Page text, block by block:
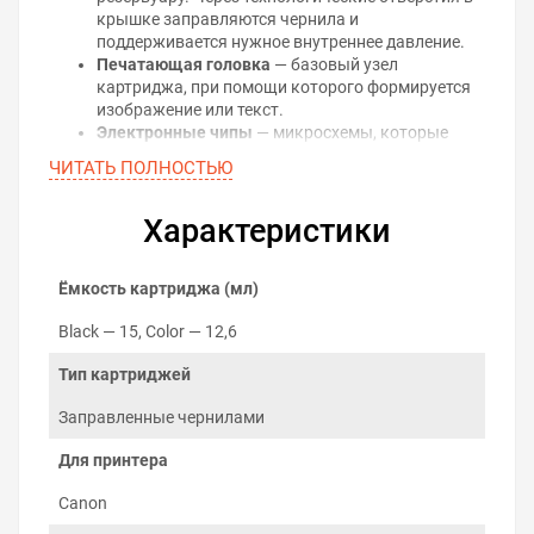
крышке заправляются чернила и
поддерживается нужное внутреннее давление.
Печатающая головка — базовый узел
картриджа, при помощи которого формируется
изображение или текст.
Электронные чипы — микросхемы, которые
использовании ресурса.
Принцип работы
Чернила из картриджа подогреваются
и формируют изображение на бумаге. Со временем
дозаправляется через заправочное отверстие. Для
непрерывной заправки на картриджи устанавливается
система непрерывной подачи чернил — СНПЧ. Первый
цикл картриджа в скором времени закончится и
появится уведомление о нулевом виртуальном уровне
чернил. Это уведомление не блокирует работу
3 главных преимущества струйных
ЧИТАТЬ ПОЛНОСТЬЮ
Характеристики
Ёмкость картриджа (мл)
Black — 15, Color — 12,6
Тип картриджей
Заправленные чернилами
Для принтера
Canon